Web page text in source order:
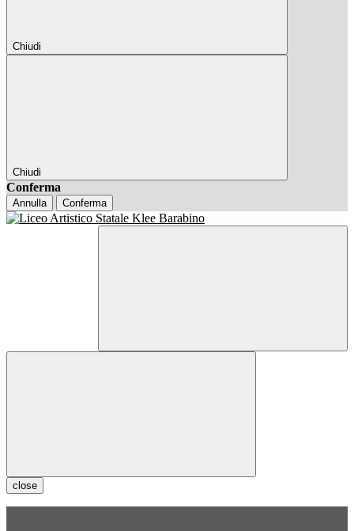
Chiudi
Chiudi
Conferma
Annulla Conferma
close